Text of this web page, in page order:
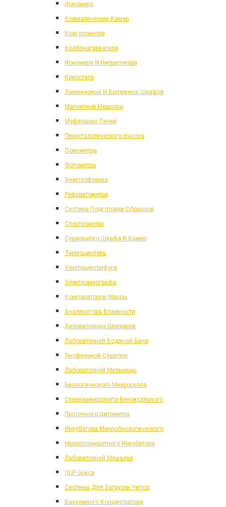
Иономера
Климатических Камер
Коагулометра
Колбонагревателя
Иономера И Нитратомера
Криостата
Ламинарных И Вытяжных Шкафов
Магнитной Мешалки
Муфельных Печей
Перистальтического Насоса
Осмометра
Фотометра
Электрофореза
Рефрактометра
Система Подготовки Образцов
Спектрометра
Сушильного Шкафа И Камер
Термоциклера
Ультрацентрифуги
Электромиографа
Компараторов Массы
Анализатора Влажности
Лабораторных Шейкеров
Лабораторной Водяной Бани
Лиофильной Сушилки
Лабораторной Мельницы
Биологического Микроскопа
Стереомикроскопа Бинокулярного
Проточного Цитометра
Инкубатора Микробиологического
Микропланшетного Инкубатора
Лабораторной Мешалки
ПЦР Бокса
Системы Для Загрузки Чипов
Вакуумного Концентратора